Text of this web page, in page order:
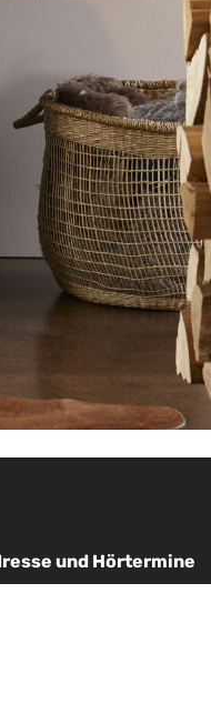
und Hörtermine